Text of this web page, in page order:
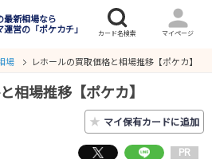
最新相場なら
運営の「ポケカチ」
場 レホールの買取価格と相場推移【ポケカ】
相場推移【ポケカ】
★ マイ保有カードに追加
PR